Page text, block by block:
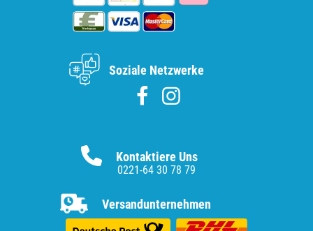
Kontaktiere Uns
0221-64 30 78 79
Versandunternehmen
Soziale Netzwerke